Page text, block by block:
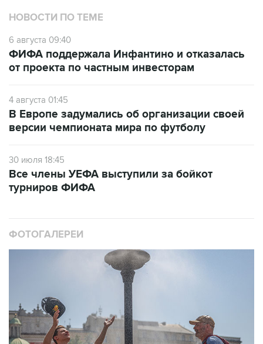
НОВОСТИ ПО ТЕМЕ
6 августа 09:40
ФИФА поддержала Инфантино и отказалась
от проекта по частным инвесторам
4 августа 01:45
В Европе задумались об организации своей
версии чемпионата мира по футболу
30 июля 18:45
Все члены УЕФА выступили за бойкот
турниров ФИФА
ФОТОГАЛЕРЕИ